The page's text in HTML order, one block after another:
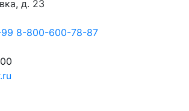
д. 23
8-800-600-78-87